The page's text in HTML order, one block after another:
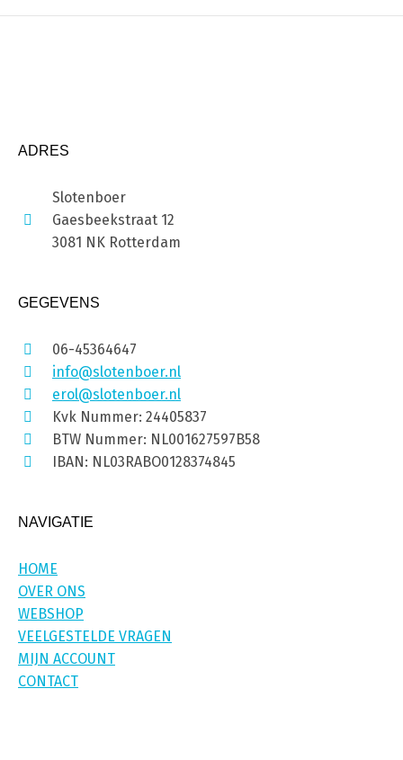
ADRES
Slotenboer
Gaesbeekstraat 12
3081 NK Rotterdam
GEGEVENS
06-45364647
info@slotenboer.nl
erol@slotenboer.nl
Kvk Nummer: 24405837
BTW Nummer: NL001627597B58
IBAN: NL03RABO0128374845
NAVIGATIE
HOME
OVER ONS
WEBSHOP
VEELGESTELDE VRAGEN
MIJN ACCOUNT
CONTACT